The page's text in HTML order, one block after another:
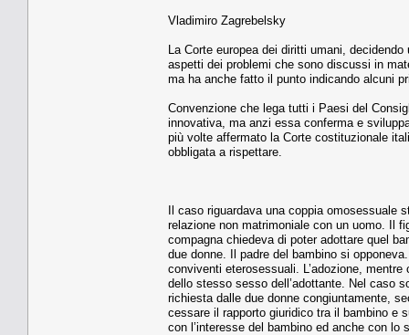
Vladimiro Zagrebelsky
La Corte europea dei diritti umani,
aspetti dei problemi che sono discussi in
ma ha anche fatto il punto indicando alcuni
Convenzione che lega tutti i Paesi del
innovativa, ma anzi essa conferma e
più volte affermato la Corte costituzionale
obbligata a rispettare.
Il caso riguardava una coppia omosessuale
relazione non matrimoniale con un uomo. Il
compagna chiedeva di poter adottare quel
due donne. Il padre del bambino si
conviventi eterosessuali. L’adozione,
dello stesso sesso dell’adottante. Nel caso
richiesta dalle due donne congiuntamente,
cessare il rapporto giuridico tra il bambino e
con l’interesse del bambino ed anche con